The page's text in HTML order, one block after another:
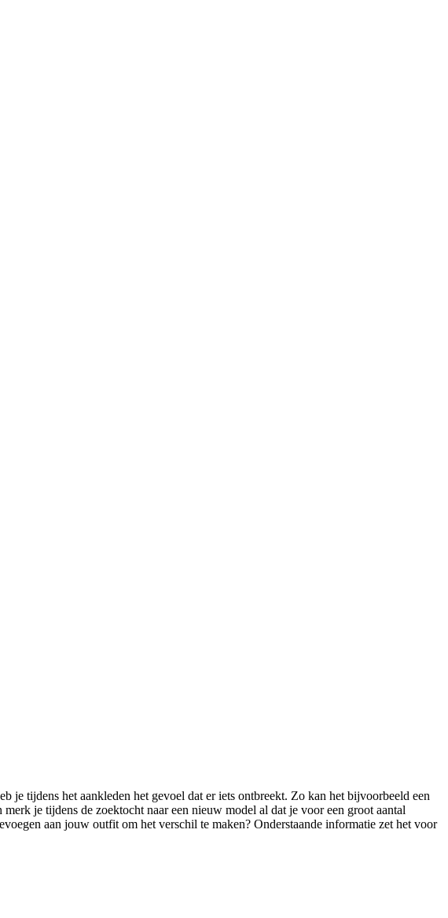
je tijdens het aankleden het gevoel dat er iets ontbreekt. Zo kan het bijvoorbeeld een
je tijdens de zoektocht naar een nieuw model al dat je voor een groot aantal
aan jouw outfit om het verschil te maken? Onderstaande informatie zet het voor